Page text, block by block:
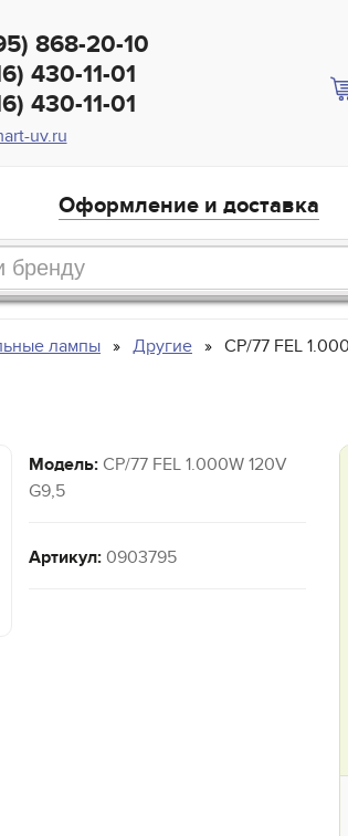
868-20-10
430-11-01
430-11-01
uv.ru
Оформление и доставка
лампы Другие CP/77 FEL
Модель: CP/77 FEL 1.000W 120V
G9,5
Артикул: 0903795